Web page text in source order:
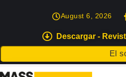
Descargar -
El
August 6, 2026